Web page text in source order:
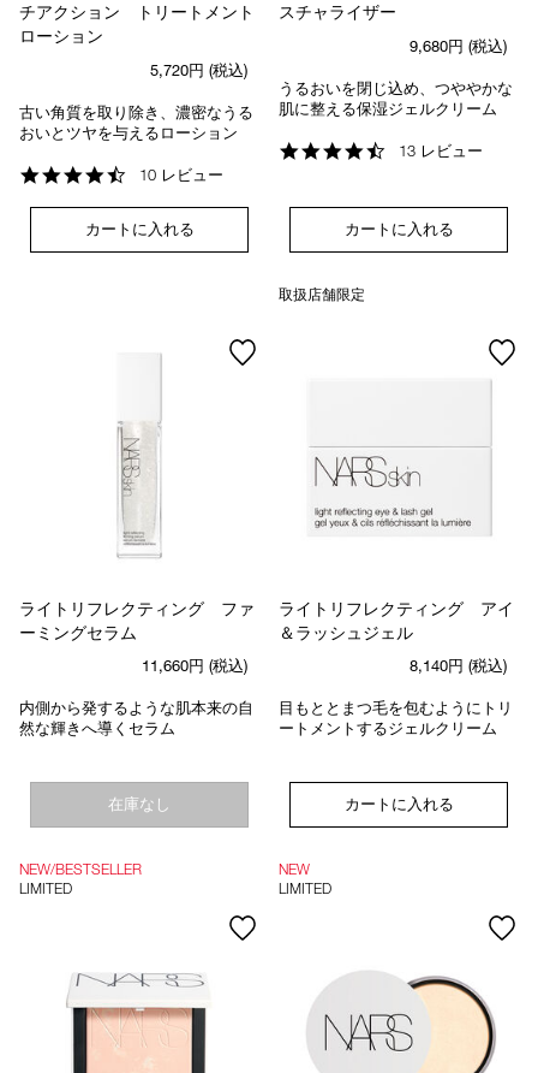
チアクション トリートメント
ローション
5,720円 (税込)
古い角質を取り除き、濃密なうる
おいとツヤを与えるローション
4.5
rating
10 レビュー
カートに入れる
スチャライザー
9,680円 (税込)
うるおいを閉じ込め、つややかな
肌に整える保湿ジェルクリーム
4.5
13 レビュー
カートに入れる
ライトリフレクティング ファ
ーミングセラム
11,660円 (税込)
内側から発するような肌本来の自
然な輝きへ導くセラム
在庫なし
取扱店舗限定
ライトリフレクティング アイ
＆ラッシュジェル
8,140円 (税込)
目もととまつ毛を包むようにトリ
ートメントするジェルクリーム
カートに入れる
NEW/BESTSELLER
LIMITED
NEW
LIMITED